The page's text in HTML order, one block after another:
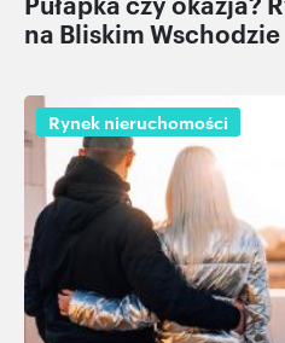
na Bliskim Wschodzie
Rynek nieruchomości